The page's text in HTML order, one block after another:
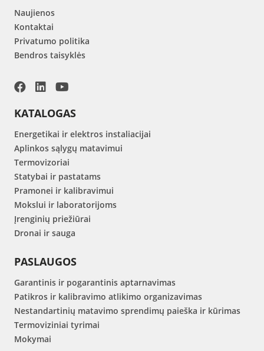
Naujienos
Kontaktai
Privatumo politika
Bendros taisyklės
KATALOGAS
Energetikai ir elektros instaliacijai
Aplinkos sąlygų matavimui
Termovizoriai
Statybai ir pastatams
Pramonei ir kalibravimui
Mokslui ir laboratorijoms
Įrenginių priežiūrai
Dronai ir sauga
PASLAUGOS
Garantinis ir pogarantinis aptarnavimas
Patikros ir kalibravimo atlikimo organizavimas
Nestandartinių matavimo sprendimų paieška ir kūrimas
Termoviziniai tyrimai
Mokymai